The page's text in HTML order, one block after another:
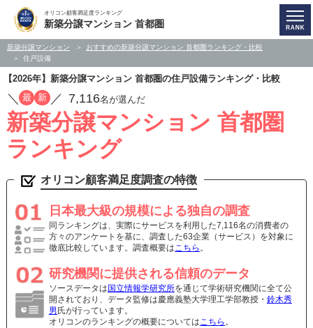
オリコン顧客満足度ランキング
新築分譲マンション 首都圏
新築分譲マンション
おすすめの新築分譲マンション 首都圏ランキング・比較
住戸設備
【2026年】新築分譲マンション 首都圏の住戸設備ランキング・比較
／ 最 新 ／ 7,116名が選んだ
新築分譲マンション 首都圏
ランキング
オリコン顧客満足度調査の特徴
日本最大級の規模による独自の調査
同ランキングは、実際にサービスを利用した7,116名の消費者の
方々のアンケートを基に、調査した63企業（サービス）を対象に
徹底比較しています。調査概要はこちら 。
研究機関に提供される信頼のデータ
ソースデータは 国立情報学研究所を通じて学術研究機関に全て公
開されており、データ監修は慶應義塾大学理工学部教授・ 鈴木秀
男 氏が行っています。
オリコンのランキングの概要についてはこちら 。